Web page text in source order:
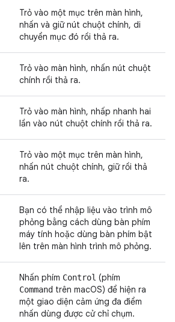
Trỏ vào một mục trên màn hình,
nhấn và giữ nút chuột chính, di
chuyển mục đó rồi thả ra.
Trỏ vào màn hình, nhấn nút chuột
chính rồi thả ra.
Trỏ vào màn hình, nhấp nhanh hai
lần vào nút chuột chính rồi thả ra.
Trỏ vào một mục trên màn hình,
nhấn nút chuột chính, giữ rồi thả
ra.
Bạn có thể nhập liệu vào trình mô
phỏng bằng cách dùng bàn phím
máy tính hoặc dùng bàn phím bật
lên trên màn hình trình mô phỏng.
Nhấn phím Control (phím
Command trên macOS) để hiện ra
một giao diện cảm ứng đa điểm
nhấn dùng được cử chỉ chụm.